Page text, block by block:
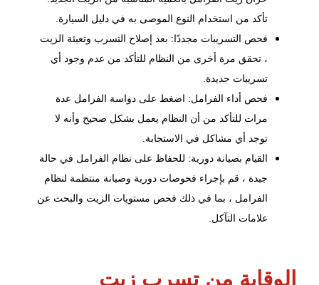
تأكد من استخدام النوع الموصى به في دليل السيارة.
فحص التسريبات مجددًا: بعد إصلاح التسرب وتعبئة الزيت
، تحقق مرة أخرى من النظام للتأكد من عدم وجود أي
تسريبات جديدة.
فحص أداء الفرامل: اضغط على دواسة الفرامل عدة
مرات للتأكد من أن النظام يعمل بشكل صحيح وأنه لا
توجد أي مشاكل في الاستجابة.
القيام بصيانة دورية: للحفاظ على نظام الفرامل في حالة
جيدة ، قم بإجراء فحوصات دورية وصيانة منتظمة لنظام
الفرامل ، بما في ذلك فحص مستويات الزيت والبحث عن
علامات التآكل.
الوقاية من تسرب زيت